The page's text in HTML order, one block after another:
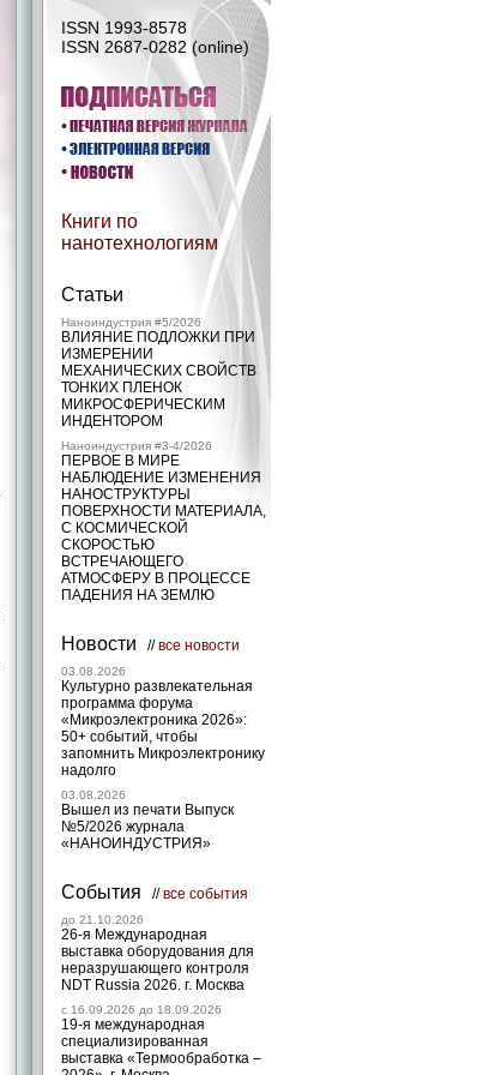
ISSN 1993-8578
ISSN 2687-0282 (online)
Книги по
нанотехнологиям
Статьи
Наноиндустрия #5/2026
ВЛИЯНИЕ ПОДЛОЖКИ ПРИ
ИЗМЕРЕНИИ
МЕХАНИЧЕСКИХ СВОЙСТВ
ТОНКИХ ПЛЕНОК
МИКРОСФЕРИЧЕСКИМ
ИНДЕНТОРОМ
Наноиндустрия #3-4/2026
ПЕРВОЕ В МИРЕ
НАБЛЮДЕНИЕ ИЗМЕНЕНИЯ
НАНОСТРУКТУРЫ
ПОВЕРХНОСТИ МАТЕРИАЛА,
С КОСМИЧЕСКОЙ
СКОРОСТЬЮ
ВСТРЕЧАЮЩЕГО
АТМОСФЕРУ В ПРОЦЕССЕ
ПАДЕНИЯ НА ЗЕМЛЮ
Новости //все новости
03.08.2026
Культурно развлекательная
программа форума
«Микроэлектроника 2026»:
50+ событий, чтобы
запомнить Микроэлектронику
надолго
03.08.2026
Вышел из печати Выпуск
№5/2026 журнала
«НАНОИНДУСТРИЯ»
События //все события
до 21.10.2026
26-я Международная
выставка оборудования для
неразрушающего контроля
NDT Russia 2026. г. Москва
c 16.09.2026 до 18.09.2026
19-я международная
специализированная
выставка «Термообработка –